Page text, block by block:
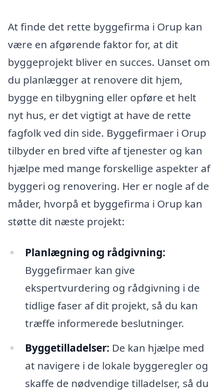
At finde det rette byggefirma i Orup kan
være en afgørende faktor for, at dit
byggeprojekt bliver en succes. Uanset om
du planlægger at renovere dit hjem,
bygge en tilbygning eller opføre et helt
nyt hus, er det vigtigt at have de rette
fagfolk ved din side. Byggefirmaer i Orup
tilbyder en bred vifte af tjenester og kan
hjælpe med mange forskellige aspekter af
byggeri og renovering. Her er nogle af de
måder, hvorpå et byggefirma i Orup kan
støtte dit næste projekt:
Planlægning og rådgivning:
Byggefirmaer kan give
ekspertvurdering og rådgivning i de
tidlige faser af dit projekt, så du kan
træffe informerede beslutninger.
Byggetilladelser: De kan hjælpe med
at navigere i de lokale byggeregler og
skaffe de nødvendige tilladelser, så du